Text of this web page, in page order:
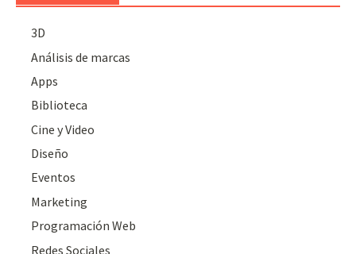
3D
Análisis de marcas
Apps
Biblioteca
Cine y Video
Diseño
Eventos
Marketing
Programación Web
Redes Sociales